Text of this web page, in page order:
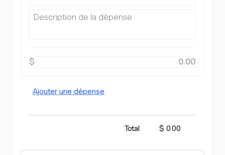
$
Ajouter une dépense
Total $ 0.00